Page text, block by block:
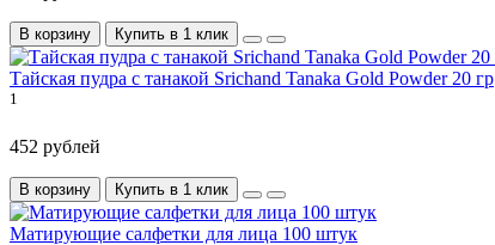
В корзину Купить в 1 клик
Тайская пудра с танакой Srichand Tanaka Gold Powder 20 гр
1
452 рублей
В корзину Купить в 1 клик
Матирующие салфетки для лица 100 штук